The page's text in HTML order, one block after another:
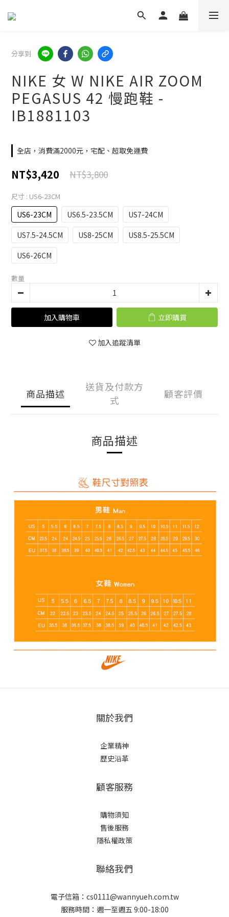
分享到
NIKE 女 W NIKE AIR ZOOM
PEGASUS 42 慢跑鞋 -
IB1881103
全店，消費滿2000元，宅配、超取免運費
NT$3,420 NT$3,800
尺寸 : US6-23CM
US6-23CM US6.5-23.5CM
US7-24CM
US7.5-24.5CM
US8-25CM
US8.5-25.5CM
US6-26CM
數量
加入購物車 立即購買
加入追蹤清單
商品描述
送貨及付款方
式
顧客評價
商品描述
關於我們
企業精神
歷史沿革
顧客服務
購物須知
售後服務
隱私權政策
聯絡我們
電子信箱：cs0111@wannyueh.com.tw
服務時間：週一至週五 9:00-18:00